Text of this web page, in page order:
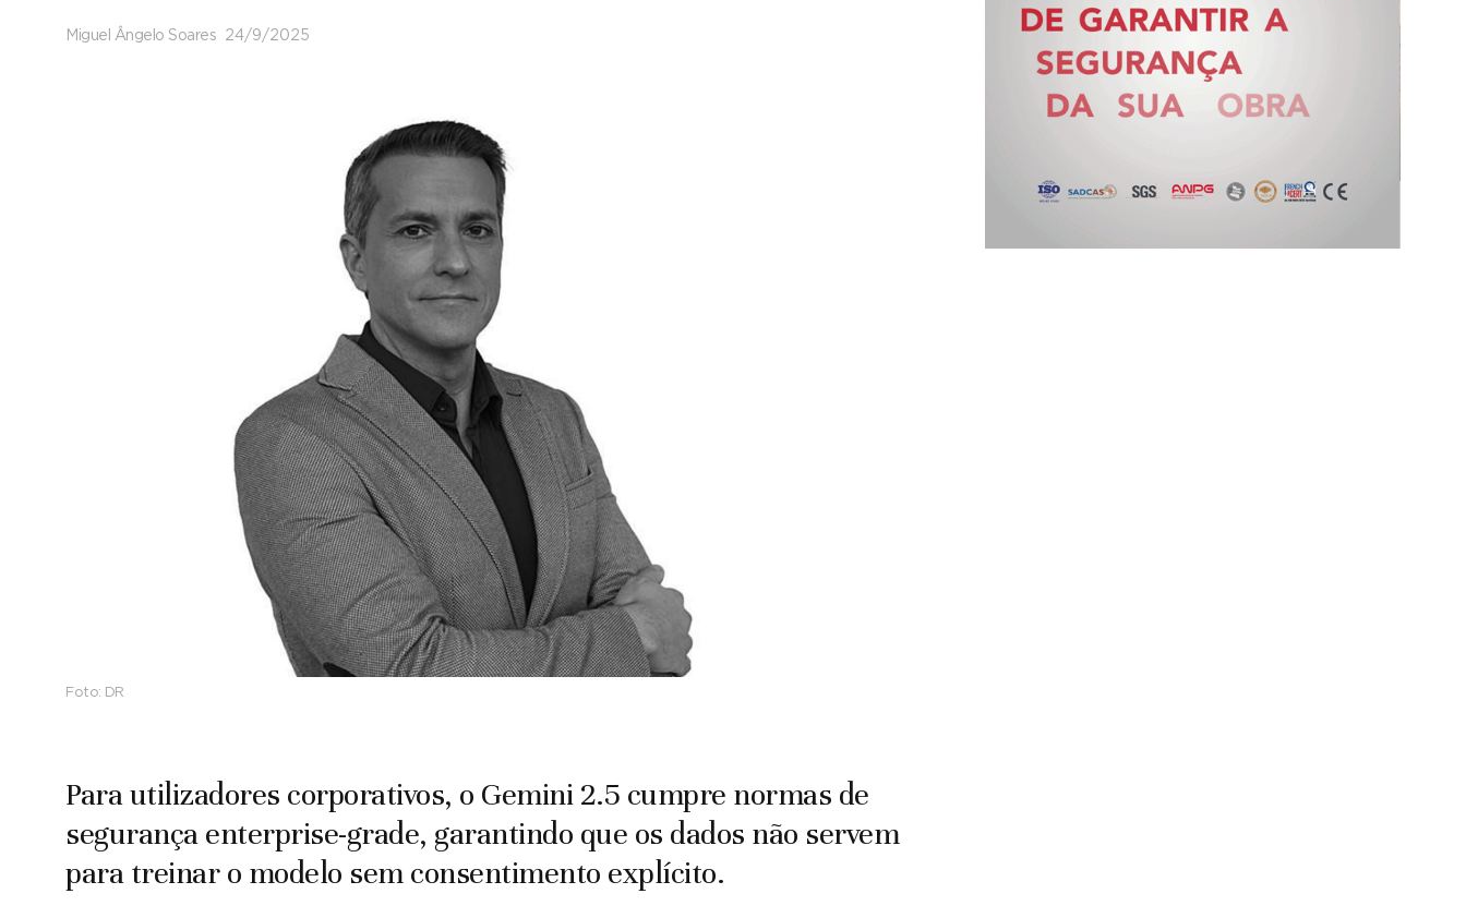
Miguel Ângelo Soares 24/9/2025
Foto: DR
Para utilizadores corporativos, o Gemini 2.5 cumpre normas de
segurança enterprise-grade, garantindo que os dados não servem
para treinar o modelo sem consentimento explícito.